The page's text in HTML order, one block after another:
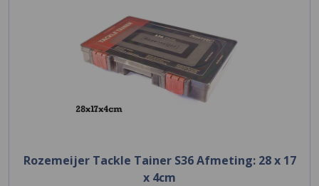
Rozemeijer Tackle Tainer S36 Afmeting: 28 x 17
x 4cm